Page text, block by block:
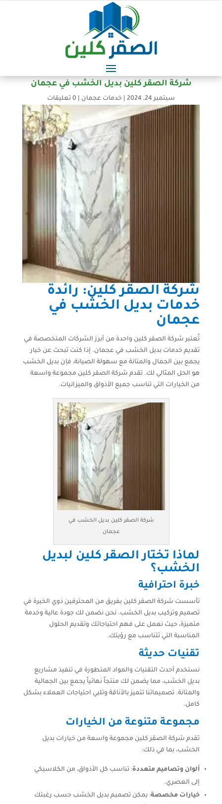
شركة الصقر كلين بديل الخشب في عجمان
سبتمبر 24, 2024 خدمات عجمان 0 تعليقات
شركة الصقر كلين: رائدة
خدمات بديل الخشب في
عجمان
تُعتبر شركة الصقر كلين واحدة من أبرز الشركات المتخصصة في
تقديم خدمات بديل الخشب في عجمان. إذا كنت تبحث عن خيار
يجمع بين الجمال والمتانة مع سهولة الصيانة، فإن بديل الخشب
هو الحل المثالي لك. تقدم شركة الصقر كلين مجموعة واسعة
من الخيارات التي تناسب جميع الأذواق والميزانيات.
شركة الصقر كلين بديل الخشب في
عجمان
لماذا تختار الصقر كلين لبديل
الخشب؟
خبرة احترافية
تأسست شركة الصقر كلين بفريق من المحترفين ذوي الخبرة في
تصميم وتركيب بديل الخشب. نحن نضمن لك جودة عالية وخدمة
متميزة، حيث نعمل على فهم احتياجاتك وتقديم الحلول
المناسبة التي تتناسب مع رؤيتك.
تقنيات حديثة
نستخدم أحدث التقنيات والمواد المتطورة في تنفيذ مشاريع
بديل الخشب، مما يضمن لك منتجاً نهائياً يجمع بين الجمالية
والمتانة. تصميماتنا تتميز بالأناقة وتلبي احتياجات العملاء بشكل
كامل.
مجموعة متنوعة من الخيارات
تقدم شركة الصقر كلين مجموعة واسعة من خيارات بديل
الخشب، بما في ذلك:
ألوان وتصاميم متعددة: تناسب كل الأذواق، من الكلاسيكي
إلى العصري.
خيارات مخصصة: يمكن تصميم بديل الخشب حسب رغبتك